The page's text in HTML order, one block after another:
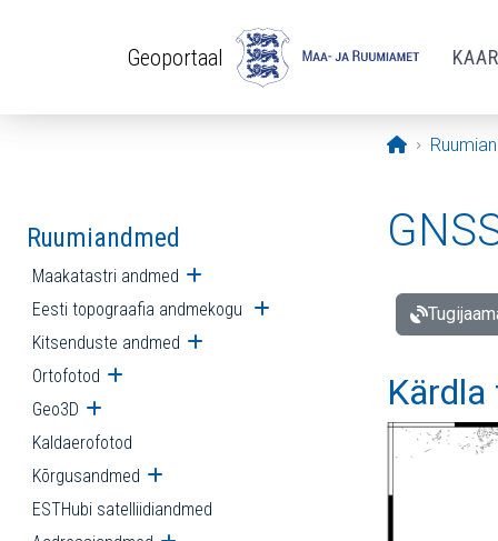
Geoportaal
Avaleht
Ruumiandmed
Maakatastri andmed Ava alammenüü
Eesti topograafia andmekogu Ava alammenüü
Kitsenduste andmed Ava alammenüü
Ortofotod Ava alammenüü
Geo3D Ava alammenüü
Kaldaerofotod
Kõrgusandmed Ava alammenüü
ESTHubi satelliidiandmed